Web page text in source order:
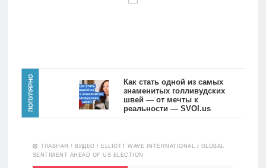
анализ
Видео
Сделано
Главная
Новости
Аналитика
ПОПУЛЯРНО
Как стать одной из самых
знаменитых голливудских
швей — от мечты к
реальности — SVOI.us
10557
ГЛАВНАЯ / ВИДЕО / ELLIOTT WAVE INTERNATIONAL / GLOBAL
SENTIMENT AHEAD OF US ELECTION